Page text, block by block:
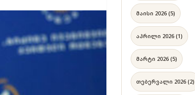
მაისი 2026 (5)
აპრილი 2026 (1)
მარტი 2026 (5)
თებერვალი 2026 (2)